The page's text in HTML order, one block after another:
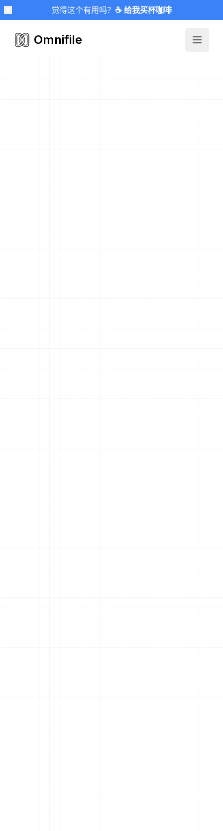
觉得这个有用吗？ ☕ 给我买杯咖啡
Omnifile